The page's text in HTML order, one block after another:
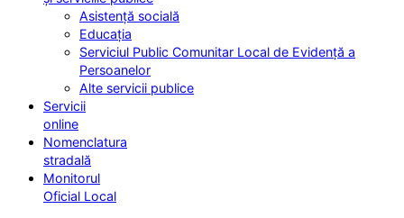
Asistență socială
Educația
Serviciul Public Comunitar Local de Evidență a
Persoanelor
Alte servicii publice
Servicii
online
Nomenclatura
stradală
Monitorul
Oficial Local